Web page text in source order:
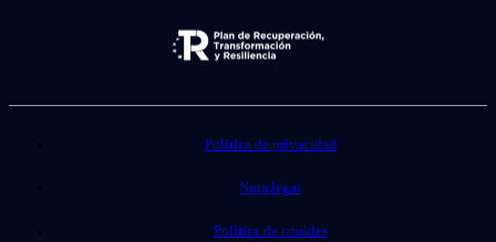
Política de privacidad
Nota legal
Política de cookies